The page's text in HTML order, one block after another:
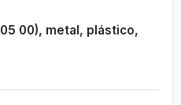
00), metal, plástico,